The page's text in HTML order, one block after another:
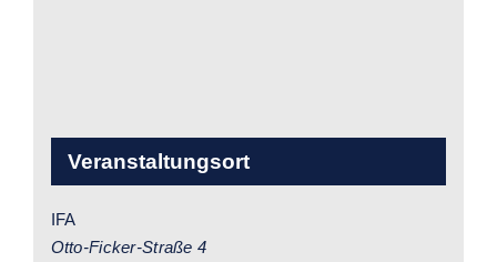
Veranstaltungsort
IFA
Otto-Ficker-Straße 4